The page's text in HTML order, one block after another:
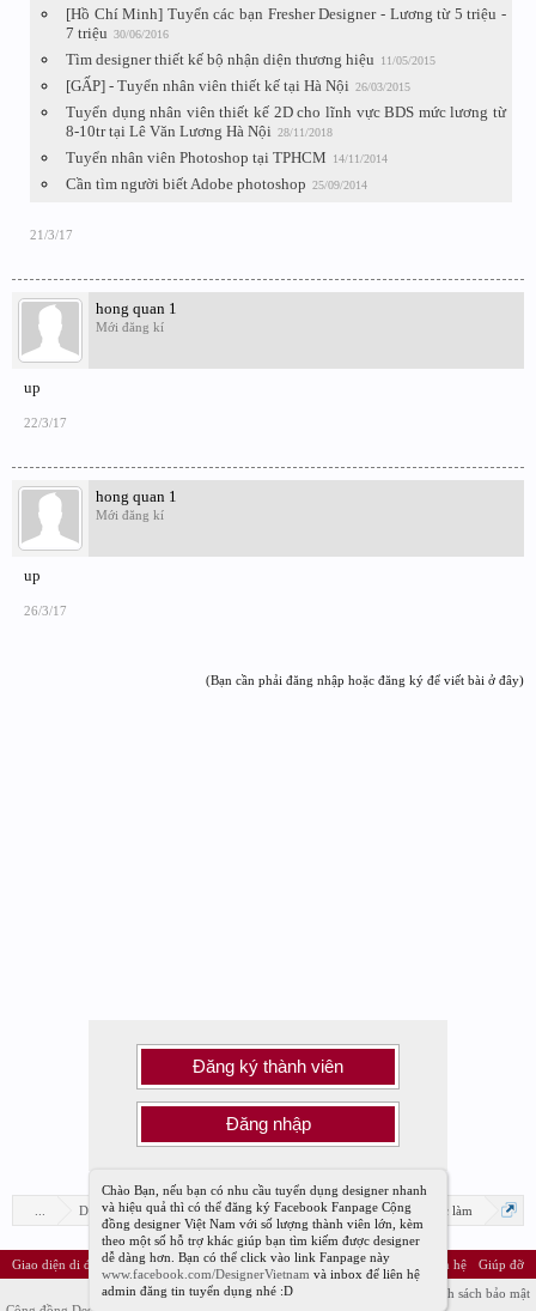
Chào Bạn, nếu bạn có nhu cầu tuyển dụng designer nhanh
và hiệu quả thì có thể đăng ký Facebook Fanpage Cộng
đồng designer Việt Nam với số lượng thành viên lớn, kèm
theo một số hỗ trợ khác giúp bạn tìm kiếm được designer
dễ dàng hơn. Bạn có thể click vào link Fanpage này
www.facebook.com/DesignerVietnam và inbox để liên hệ
admin đăng tin tuyển dụng nhé :D
[Hồ Chí Minh] Tuyển các bạn Fresher Designer - Lương từ 5 triệu -
7 triệu 30/06/2016
Tìm designer thiết kế bộ nhận diện thương hiệu 11/05/2015
[GẤP] - Tuyển nhân viên thiết kế tại Hà Nội 26/03/2015
Tuyển dụng nhân viên thiết kế 2D cho lĩnh vực BDS mức lương từ
8-10tr tại Lê Văn Lương Hà Nội 28/11/2018
Tuyển nhân viên Photoshop tại TPHCM 14/11/2014
Cần tìm người biết Adobe photoshop 25/09/2014
21/3/17
hong quan 1
Mới đăng kí
up
22/3/17
hong quan 1
Mới đăng kí
up
26/3/17
(Bạn cần phải đăng nhập hoặc đăng ký để viết bài ở đây)
Đăng ký thành viên
Đăng nhập
Diễn đàn Diễn đàn Designer Việt Nam Tuyển dụng việc làm
Giao diện di động Vietnamese Liên hệ
Giúp đỡ
Điều khoản và Quy định
Chính sách bảo mật